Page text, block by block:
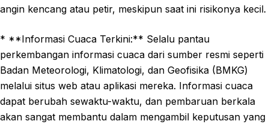
angin kencang atau petir, meskipun saat ini risikonya kecil.
* **Informasi Cuaca Terkini:** Selalu pantau
perkembangan informasi cuaca dari sumber resmi seperti
Badan Meteorologi, Klimatologi, dan Geofisika (BMKG)
melalui situs web atau aplikasi mereka. Informasi cuaca
dapat berubah sewaktu-waktu, dan pembaruan berkala
akan sangat membantu dalam mengambil keputusan yang